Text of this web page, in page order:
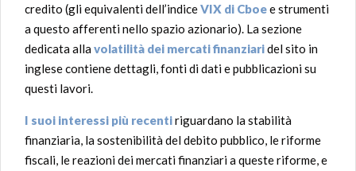
credito (gli equivalenti dell’indiceVIX di Cboee strumenti
a questo afferenti nello spazio azionario). La sezione
dedicata allavolatilità dei mercati finanziaridel sito in
inglese contiene dettagli, fonti di dati e pubblicazioni su
questi lavori.
I suoi interessi più recentiriguardano la stabilità
finanziaria, la sostenibilità del debito pubblico, le riforme
fiscali, le reazioni dei mercati finanziari a queste riforme, e